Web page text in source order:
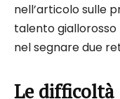
nell’articolo sulle
talento
nel segnare due
Le difficoltà